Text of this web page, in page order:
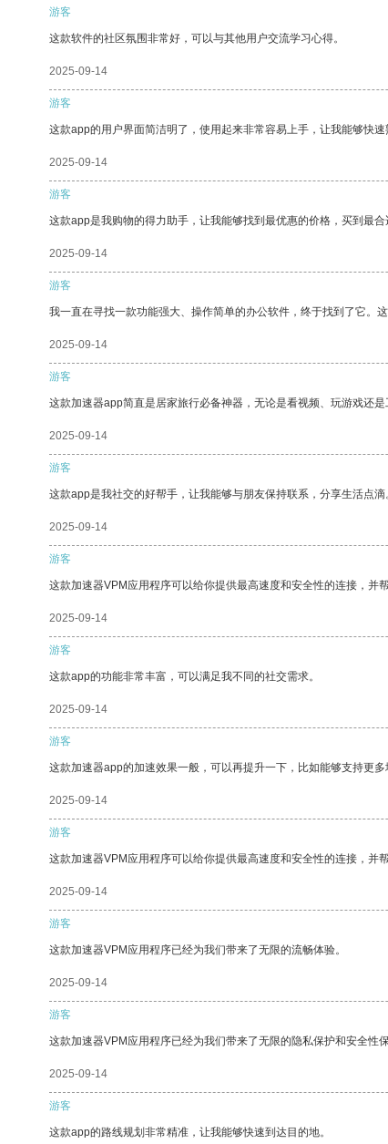
游客
这款软件的社区氛围非常好，可以与其他用户交流学习心得。
2025-09-14
游客
这款app的用户界面简洁明了，使用起来非常容易上手，让我能够快速
2025-09-14
游客
这款app是我购物的得力助手，让我能够找到最优惠的价格，买到最合
2025-09-14
游客
我一直在寻找一款功能强大、操作简单的办公软件，终于找到了它。
2025-09-14
游客
这款加速器app简直是居家旅行必备神器，无论是看视频、玩游戏还
2025-09-14
游客
这款app是我社交的好帮手，让我能够与朋友保持联系，分享生活点滴
2025-09-14
游客
这款加速器VPM应用程序可以给你提供最高速度和安全性的连接，并
2025-09-14
游客
这款app的功能非常丰富，可以满足我不同的社交需求。
2025-09-14
游客
这款加速器app的加速效果一般，可以再提升一下，比如能够支持更多
2025-09-14
游客
这款加速器VPM应用程序可以给你提供最高速度和安全性的连接，并
2025-09-14
游客
这款加速器VPM应用程序已经为我们带来了无限的流畅体验。
2025-09-14
游客
这款加速器VPM应用程序已经为我们带来了无限的隐私保护和安全性保
2025-09-14
游客
这款app的路线规划非常精准，让我能够快速到达目的地。